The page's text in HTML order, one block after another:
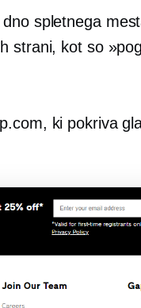
spletnega
strani, kot so
ki pokriva